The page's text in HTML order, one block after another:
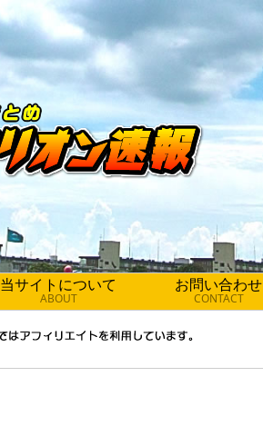
当サイトについて
ABOUT
お問い合わせ
CONTACT